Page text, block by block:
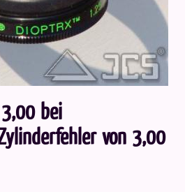
bei
von 3,00